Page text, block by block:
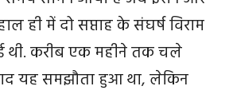
ही में दो सप्ताह के संघर्ष विराम
थी. करीब एक महीने तक चले
यह समझौता हुआ था, लेकिन